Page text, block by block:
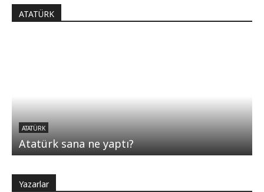
ATATÜRK
ATATÜRK
Atatürk sana ne yaptı?
Yazarlar